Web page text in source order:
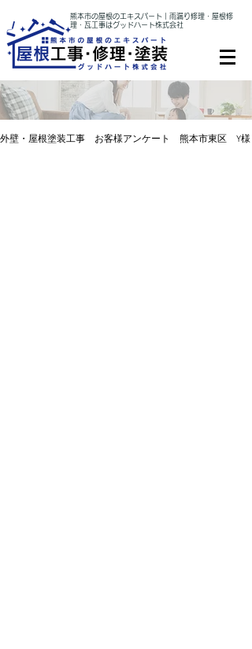
熊本市の屋根のエキスパート｜雨漏り修理・屋根修
理・瓦工事はグッドハート株式会社
外壁・屋根塗装工事 お客様アンケート 熊本市東区 Y様